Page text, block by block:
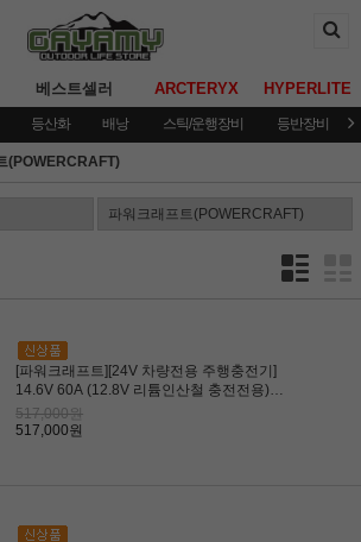
베스트셀러 ARCTERYX HYPERLITE
등산화 배낭 스틱/운행장비 등반장비
(POWERCRAFT)
[파워크래프트][24V 차량전용 주행충전기]
14.6V 60A (12.8V 리튬인산철 충전전용)
(카라반ㆍ캠핑카용)
517,000원
517,000원